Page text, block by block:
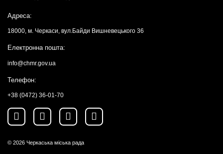
Адреса:
18000, м. Черкаси, вул.Байди Вишневецького 36
Електронна пошта:
info@chmr.gov.ua
Телефон:
+38 (0472) 36-01-70
© 2026 Черкаська міська рада